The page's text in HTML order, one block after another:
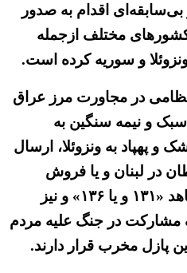
اقدام به صدور
مختلف ازجمله
و سوریه کرده است.
در مجاورت مرز عراق
و نیمه سنگین به
پهپاد به ونزوئلا، ارسال
در لبنان و یا فروش
ظاهری! پهپادهای از نوع شاهد «۱۳۱ و یا ۱۳۶» و نیز
هدف مشارکت در جنگ علیه مردم
پازل مخرب قرار دارند.